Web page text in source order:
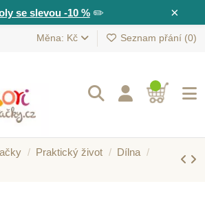
×
se slevou -10 %✏️
Měna: Kč Seznam přání (0)
Praktický život
Dílna